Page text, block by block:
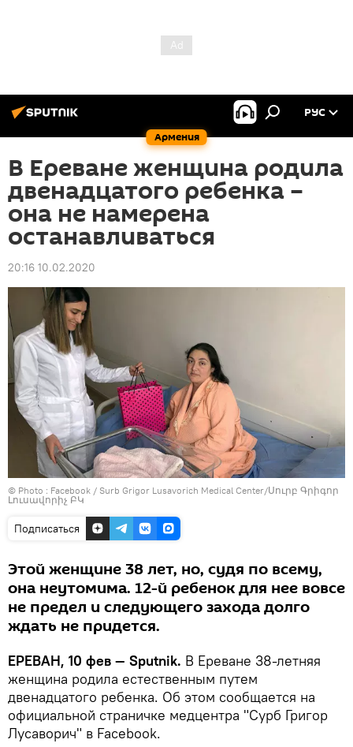
Армения
РУС
В Ереване женщина родила
двенадцатого ребенка –
она не намерена
останавливаться
20:16 10.02.2020
© Photo : Facebook / Surb Grigor Lusavorich Medical Center/Սուրբ Գրիգոր
Լուսավորիչ ԲԿ
Подписаться
Этой женщине 38 лет, но, судя по всему,
она неутомима. 12-й ребенок для нее вовсе
не предел и следующего захода долго
ждать не придется.
ЕРЕВАН, 10 фев — Sputnik. В Ереване 38-летняя
женщина родила естественным путем
двенадцатого ребенка. Об этом сообщается на
официальной страничке медцентра "Сурб Григор
Лусаворич" в Facebook.